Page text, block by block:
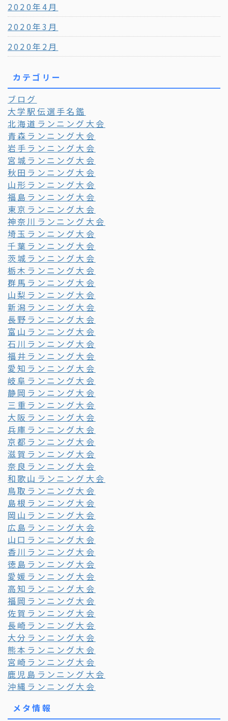
2020年4月
2020年3月
2020年2月
カテゴリー
ブログ
大学駅伝選手名鑑
北海道ランニング大会
青森ランニング大会
岩手ランニング大会
宮城ランニング大会
秋田ランニング大会
山形ランニング大会
福島ランニング大会
東京ランニング大会
神奈川ランニング大会
埼玉ランニング大会
千葉ランニング大会
茨城ランニング大会
栃木ランニング大会
群馬ランニング大会
山梨ランニング大会
新潟ランニング大会
長野ランニング大会
富山ランニング大会
石川ランニング大会
福井ランニング大会
愛知ランニング大会
岐阜ランニング大会
静岡ランニング大会
三重ランニング大会
大阪ランニング大会
兵庫ランニング大会
京都ランニング大会
滋賀ランニング大会
奈良ランニング大会
和歌山ランニング大会
鳥取ランニング大会
島根ランニング大会
岡山ランニング大会
広島ランニング大会
山口ランニング大会
香川ランニング大会
徳島ランニング大会
愛媛ランニング大会
高知ランニング大会
福岡ランニング大会
佐賀ランニング大会
長崎ランニング大会
大分ランニング大会
熊本ランニング大会
宮崎ランニング大会
鹿児島ランニング大会
沖縄ランニング大会
メタ情報